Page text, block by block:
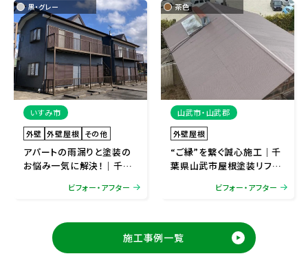
黒・グレー
いすみ市
外壁 外壁屋根 その他
アパートの雨漏りと塗装の
お悩み一気に解決！｜千葉
ビフォー・アフター
茶色
山武市・山武郡
外壁屋根
“ご縁”を繋ぐ誠心施工｜千
葉県山武市屋根塗装リフォ
ビフォー・アフター
施工事例一覧